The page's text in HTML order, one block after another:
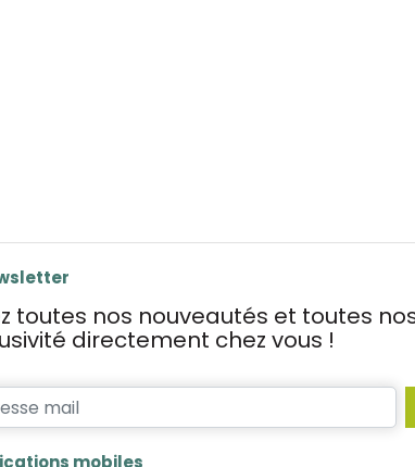
toutes nos nouveautés et toutes
directement chez vous !
mobiles